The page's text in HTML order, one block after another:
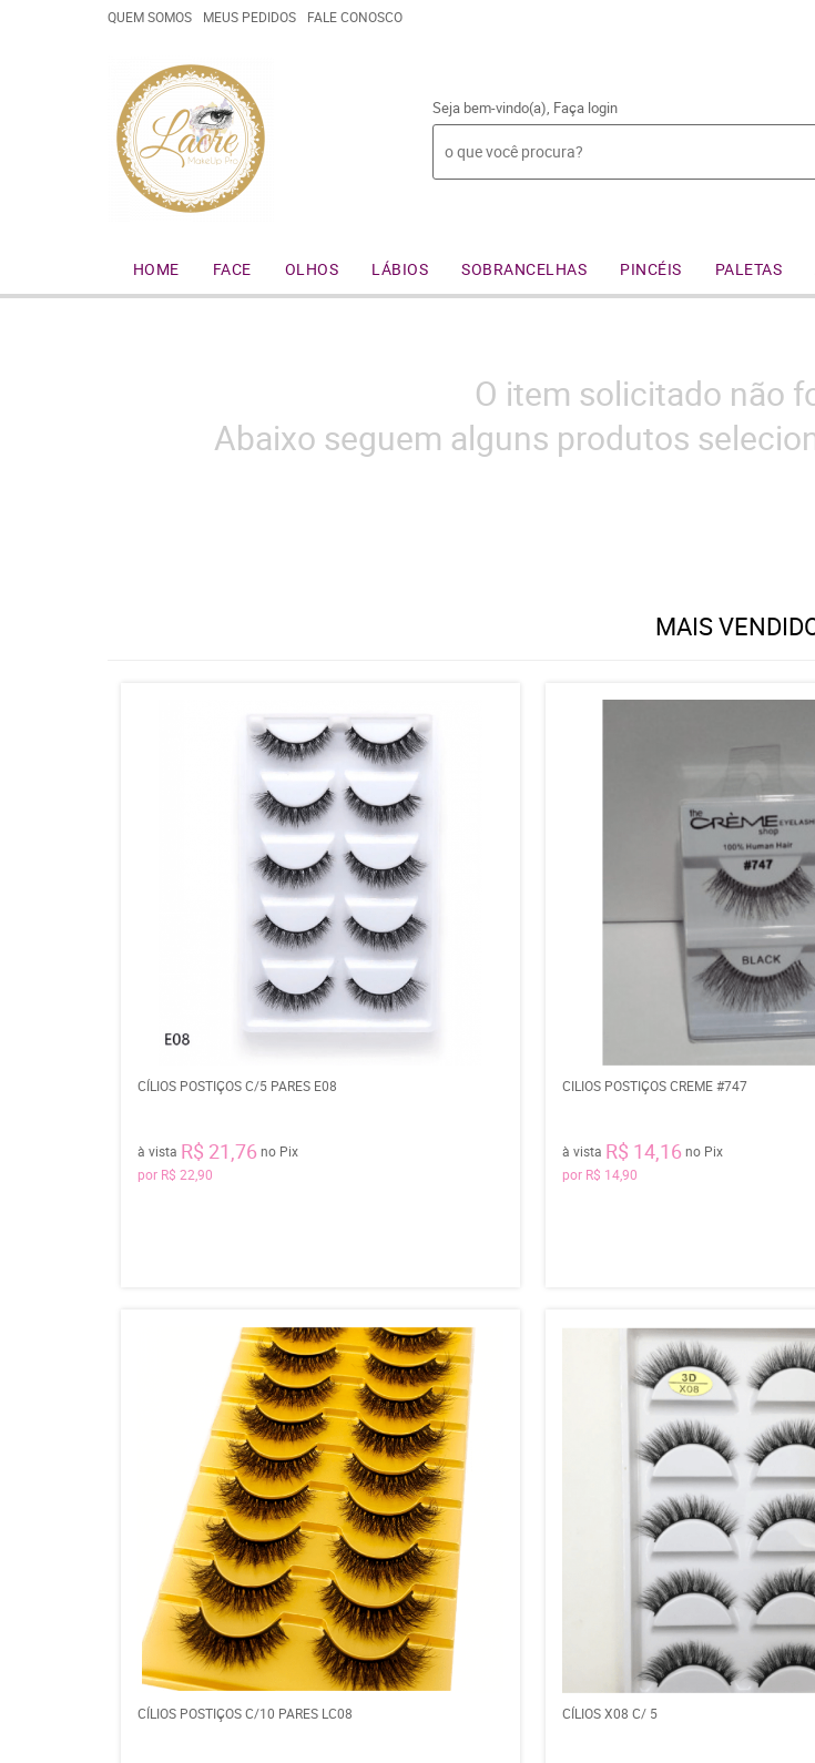
QUEM SOMOS MEUS PEDIDOS FALE CONOSCO
Seja bem-vindo(a), Faça login
HOME FACE OLHOS LÁBIOS SOBRANCELHAS PINCÉIS PALETAS
O item solicitado não
Abaixo seguem alguns produtos
MAIS
CÍLIOS POSTIÇOS C/5 PARES E08
à vista R$ 21,76no Pix
por R$ 22,90
CILIOS POSTIÇOS CREME #747
à vista R$ 14,16no Pix
por R$ 14,90
CÍLIOS POSTIÇOS C/10 PARES LC08 CÍLIOS X08 C/ 5